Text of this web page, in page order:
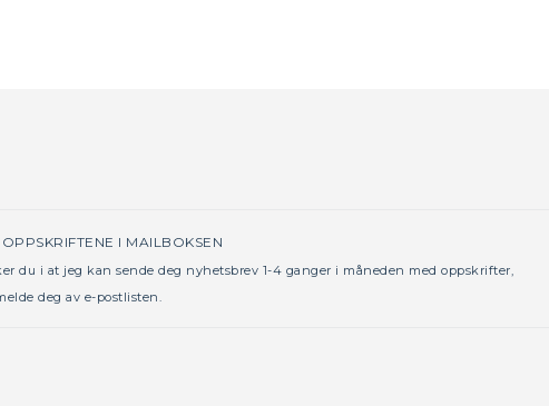
I MAILBOKSEN
du i at jeg kan sende deg nyhetsbrev 1-4 ganger i måneden med oppskrifter,
deg av e-postlisten.